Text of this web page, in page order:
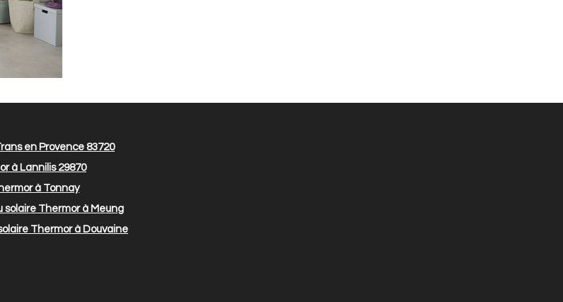
en Provence 83720
à Lannilis 29870
à Tonnay
Thermor à Meung
Thermor à Douvaine